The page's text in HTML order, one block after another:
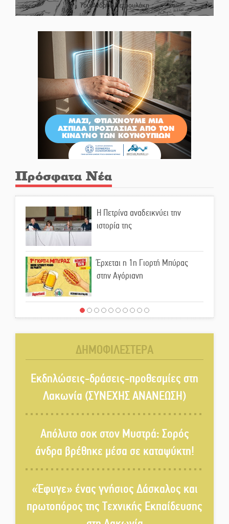
Του Ανδρέα Πετρουλάκη
Πρόσφατα Νέα
Η Πετρίνα αναδεικνύει την
ιστορία της
Έρχεται η 1η Γιορτή Μπύρας
στην Αγόριανη
Παγιώνεται δημοσκοπικά ο…
«Κεραυνοί» Μιχαλακάκου για
την ύδρευση στη Μάνη
Παρουσιάστηκε το βιβλίο
«Νεαπολίτικα καρετομωράκια»
στη Νεάπολη
Τα «Άνθη της Πέτρας» τίμησαν
ΔΗΜΟΦΙΛΕΣΤΕΡΑ
Εκδηλώσεις-δράσεις-προθεσμίες στη
Λακωνία (ΣΥΝΕΧΗΣ ΑΝΑΝΕΩΣΗ)
Απόλυτο σοκ στον Μυστρά: Σορός
άνδρα βρέθηκε μέσα σε καταψύκτη!
«Έφυγε» ένας γνήσιος Δάσκαλος και
πρωτοπόρος της Τεχνικής Εκπαίδευσης